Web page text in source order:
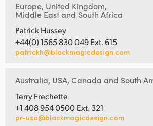
Europe, United Kingdom,
Middle East and South Africa
Patrick Hussey
+44(0) 1565 830 049 Ext. 615
patrickh@blackmagicdesign.com
Australia, USA, Canada and South
Terry Frechette
+1 408 954 0500 Ext. 321
pr-usa@blackmagicdesign.com